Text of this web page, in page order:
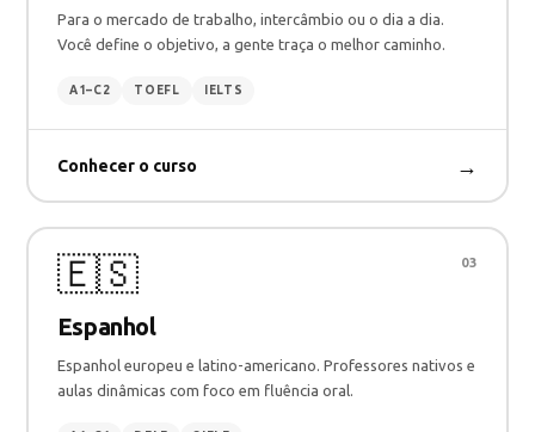
Para o mercado de trabalho, intercâmbio ou o dia a dia.
Você define o objetivo, a gente traça o melhor caminho.
A1–C2 TOEFL IELTS
Conhecer o curso →
🇪🇸 03
Espanhol
Espanhol europeu e latino-americano. Professores nativos e
aulas dinâmicas com foco em fluência oral.